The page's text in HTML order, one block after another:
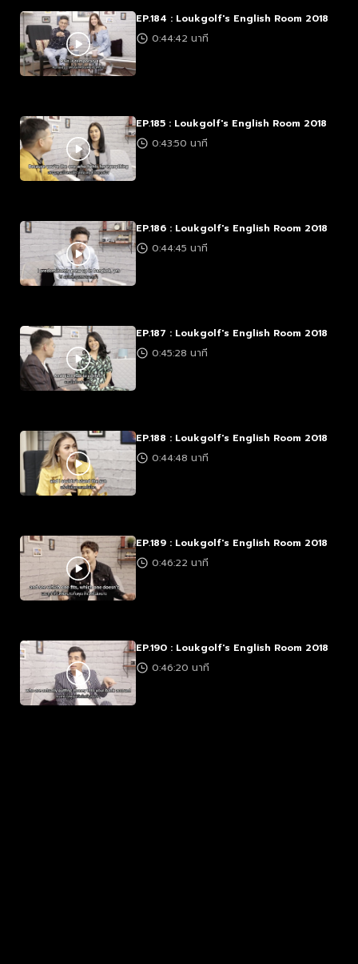
EP.184 : Loukgolf's English Room 2018
0:44:42 นาที
EP.185 : Loukgolf's English Room 2018
0:43:50 นาที
EP.186 : Loukgolf's English Room 2018
0:44:45 นาที
EP.187 : Loukgolf's English Room 2018
0:45:28 นาที
EP.188 : Loukgolf's English Room 2018
0:44:48 นาที
EP.189 : Loukgolf's English Room 2018
0:46:22 นาที
EP.190 : Loukgolf's English Room 2018
0:46:20 นาที